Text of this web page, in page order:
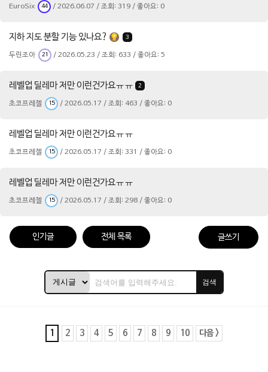
EuroSix 44 / 2026.06.07 / 조회: 319 / 좋아요: 0
지하 지도 분할 기능 있나요? 3
두린조아 21 / 2026.05.23 / 조회: 633 / 좋아요: 5
레벨업 딜레마 저만 이런건가요ㅠㅠ 2
초코프레첼 15 / 2026.05.17 / 조회: 463 / 좋아요: 0
레벨업 딜레마 저만 이런건가요ㅠㅠ
초코프레첼 15 / 2026.05.17 / 조회: 331 / 좋아요: 0
레벨업 딜레마 저만 이런건가요ㅠㅠ
초코프레첼 15 / 2026.05.17 / 조회: 298 / 좋아요: 0
인기글 전체 목록 글쓰기
검색
1 2 3 4 5 6 7 8 9 10 다음 >